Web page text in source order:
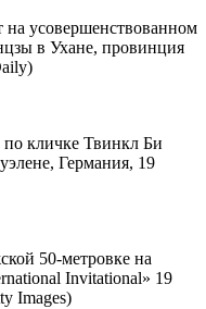
усовершенствованном
в Ухане, провинция
кличке Твинкл Би
Германия, 19
50-метровке на
Invitational» 19
Images)